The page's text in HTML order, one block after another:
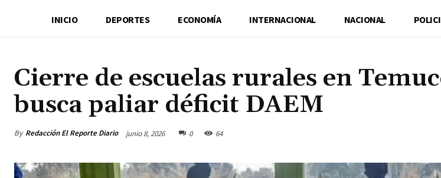
INICIO DEPORTES ECONOMÍA INTERNACIONAL NACIONAL
Cierre de escuelas rurales en
busca paliar déficit DAEM
By Redacción El Reporte Diario junio 8, 2026 0 64